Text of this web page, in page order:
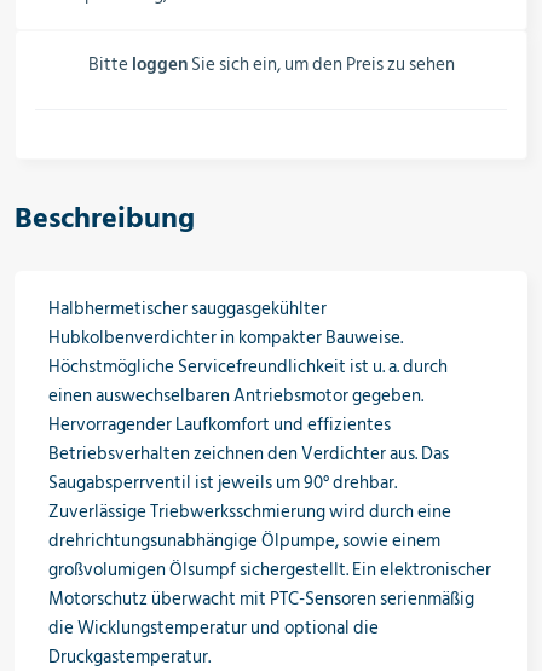
Hilfs- & Verbrauchsmittel
Werkzeuge & Messgeräte
Wärmepumpen
Angebote
Bitte loggenSie sich ein, um den Preis zu sehen
Beschreibung
Halbhermetischer sauggasgekühlter
Hubkolbenverdichter in kompakter Bauweise.
Höchstmögliche Servicefreundlichkeit ist u. a. durch
einen auswechselbaren Antriebsmotor gegeben.
Hervorragender Laufkomfort und effizientes
Betriebsverhalten zeichnen den Verdichter aus. Das
Saugabsperrventil ist jeweils um 90° drehbar.
Zuverlässige Triebwerksschmierung wird durch eine
drehrichtungsunabhängige Ölpumpe, sowie einem
großvolumigen Ölsumpf sichergestellt. Ein elektronischer
Motorschutz überwacht mit PTC-Sensoren serienmäßig
die Wicklungstemperatur und optional die
Druckgastemperatur.